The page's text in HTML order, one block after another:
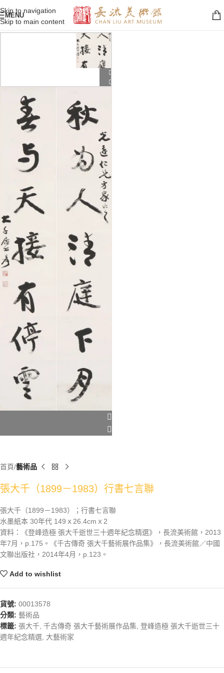
Skip to navigation
Skip to main content
MENU
首頁 藝術品
張大千（1899－1983）行書七言聯
張大千（1899－1983）；行書七言聯
水墨紙本 30年代 149ｘ26.4cmｘ2
資料：《登峰造極 張大千逝世三十週年紀念精選》，長流美術館，2013
年7月，p.175。《千古傳奇 張大千藝術展作品集》，長流美術館／中國
文聯出版社，2014年4月，p.123。
Add to wishlist
貨號: 00013578
分類: 藝術品
標籤: 張大千, 千古傳奇 張大千藝術展作品集, 登峰造極 張大千逝世三十
週年紀念精選, 大藝術家